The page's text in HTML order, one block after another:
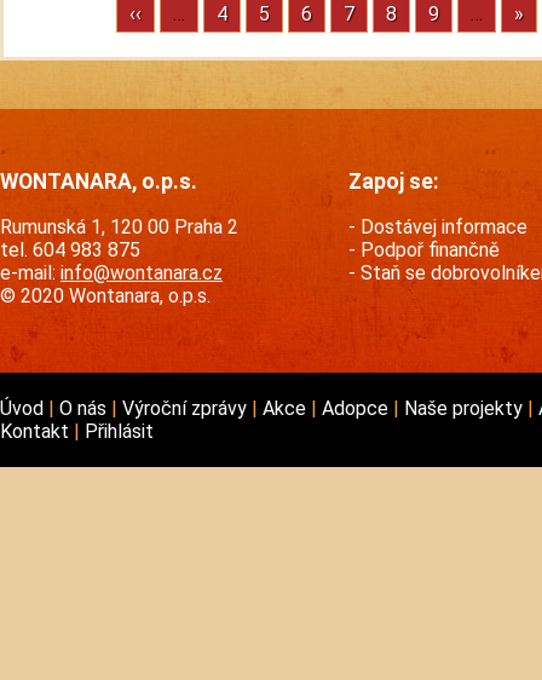
Pagination
Previous
page
‹‹ … Stránka
4 Stránka
5 Stránka
6 Stránka
7 Stránka
8 Stránka
9 … »
WONTANARA, o.p.s.
Rumunská 1, 120 00 Praha 2
tel. 604 983 875
e-mail: info@wontanara.cz
© 2020 Wontanara, o.p.s.
Zapoj se:
Dostávej informace
Podpoř finančně
Staň se
Úvod O nás Výroční zprávy Akce Adopce Naše projekty
Kontakt
Přihlásit